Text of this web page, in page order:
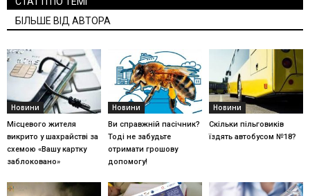
БІЛЬШЕ ВІД АВТОРА
Новини
Місцевого жителя
викрито у шахрайстві за
схемою «Вашу картку
заблоковано»
Новини
Ви справжній пасічник?
Тоді не забудьте
отримати грошову
допомогу!
Новини
Скільки пільговиків
їздять автобусом №18?